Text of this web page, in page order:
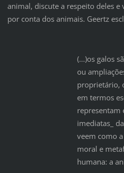
animal, discute a respeito deles
por conta dos animais. Geertz
(...)os galos
ou
proprietário,
em termos
representam
imediatas_
veem como
moral e
humana: a